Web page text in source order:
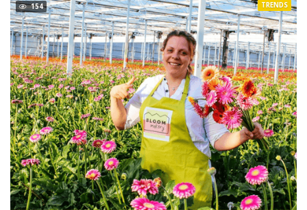
154 TRENDS